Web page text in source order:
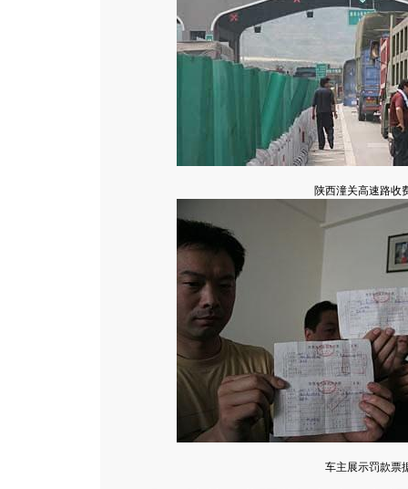
陕西潼关高速路收
车主展示罚款票